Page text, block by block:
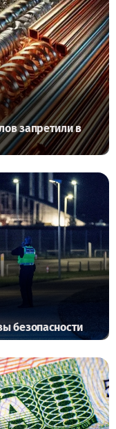
запретили в
безопасности